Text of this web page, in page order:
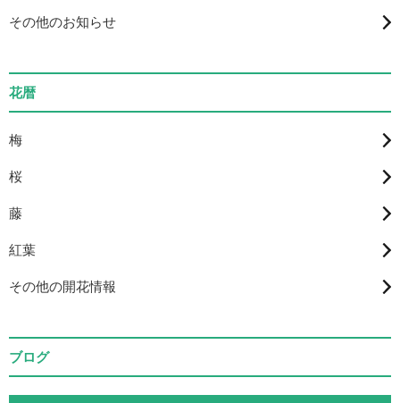
その他のお知らせ
花暦
梅
桜
藤
紅葉
その他の開花情報
ブログ